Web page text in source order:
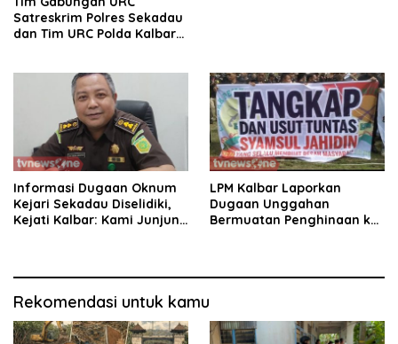
Satreskrim Polres Sekadau
dan Tim URC Polda Kalbar
Informasi Dugaan Oknum
Kejari Sekadau Diselidiki,
Kejati Kalbar: Kami Junjung
LPM Kalbar Laporkan
Dugaan Unggahan
Bermuatan Penghinaan ke
Rekomendasi untuk kamu